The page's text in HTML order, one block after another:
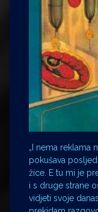
„I nema reklama
pokušava
žice. E tu mi je
i s druge strane
vidjeti svoje